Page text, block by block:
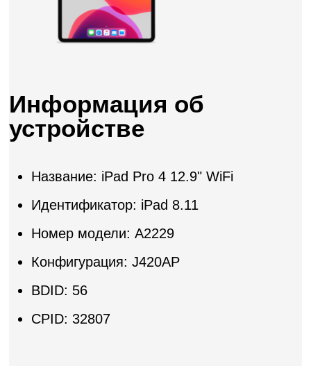
Информация об
устройстве
Название: iPad Pro 4 12.9" WiFi
Идентификатор: iPad 8.11
Номер модели: A2229
Конфигурация: J420AP
BDID: 56
CPID: 32807